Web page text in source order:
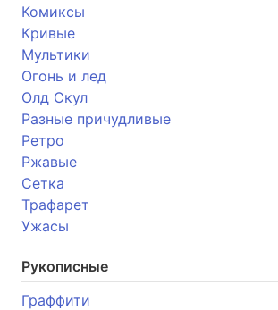
Комиксы
Кривые
Мультики
Огонь и лед
Олд Скул
Разные причудливые
Ретро
Ржавые
Сетка
Трафарет
Ужасы
Рукописные
Граффити